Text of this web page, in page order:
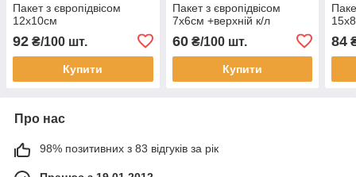
Пакет з європідвісом
12х10см
92 ₴/100 шт.
Купити
Пакет з європідвісом
7х6см +верхній к/л
60₴/100 шт.
Купити
84
Про нас
98% позитивних з 83 відгуків за рік